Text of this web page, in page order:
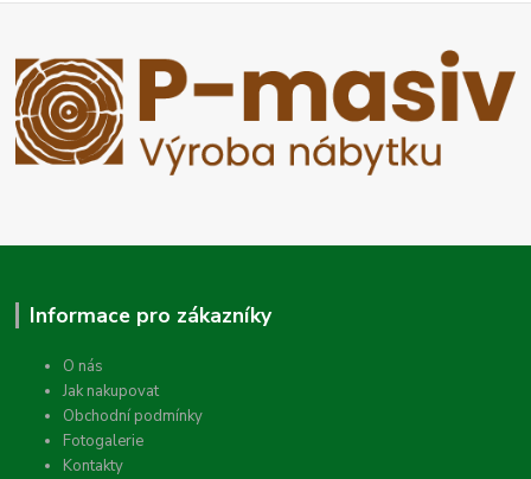
Informace pro zákazníky
O nás
Jak nakupovat
Obchodní podmínky
Fotogalerie
Kontakty